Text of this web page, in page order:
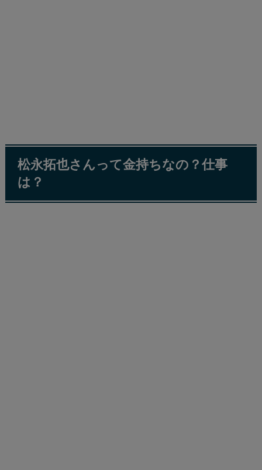
松永拓也さんって金持ちなの？仕事
は？